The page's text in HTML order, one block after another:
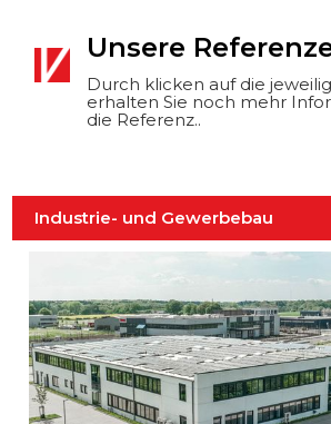
Unsere
Durch klicken auf die
erhalten Sie noch mehr
die Referenz..
Industrie- und Gewerbebau